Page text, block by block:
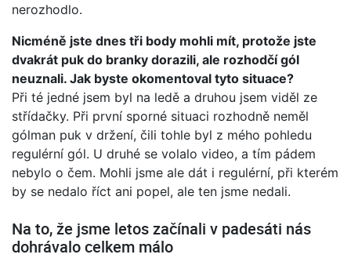
nerozhodlo.
Nicméně jste dnes tři body mohli mít, protože jste
dvakrát puk do branky dorazili, ale rozhodčí gól
neuznali. Jak byste okomentoval tyto situace?
Při té jedné jsem byl na ledě a druhou jsem viděl ze
střídačky. Při první sporné situaci rozhodně neměl
gólman puk v držení, čili tohle byl z mého pohledu
regulérní gól. U druhé se volalo video, a tím pádem
nebylo o čem. Mohli jsme ale dát i regulérní, při kterém
by se nedalo říct ani popel, ale ten jsme nedali.
Na to, že jsme letos začínali v padesáti nás
dohrávalo celkem málo